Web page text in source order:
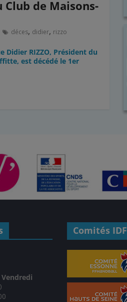
Club de Maisons-
déces, didier, rizzo
Didier RIZZO, Président du
est décédé le 1er
Comités IDF